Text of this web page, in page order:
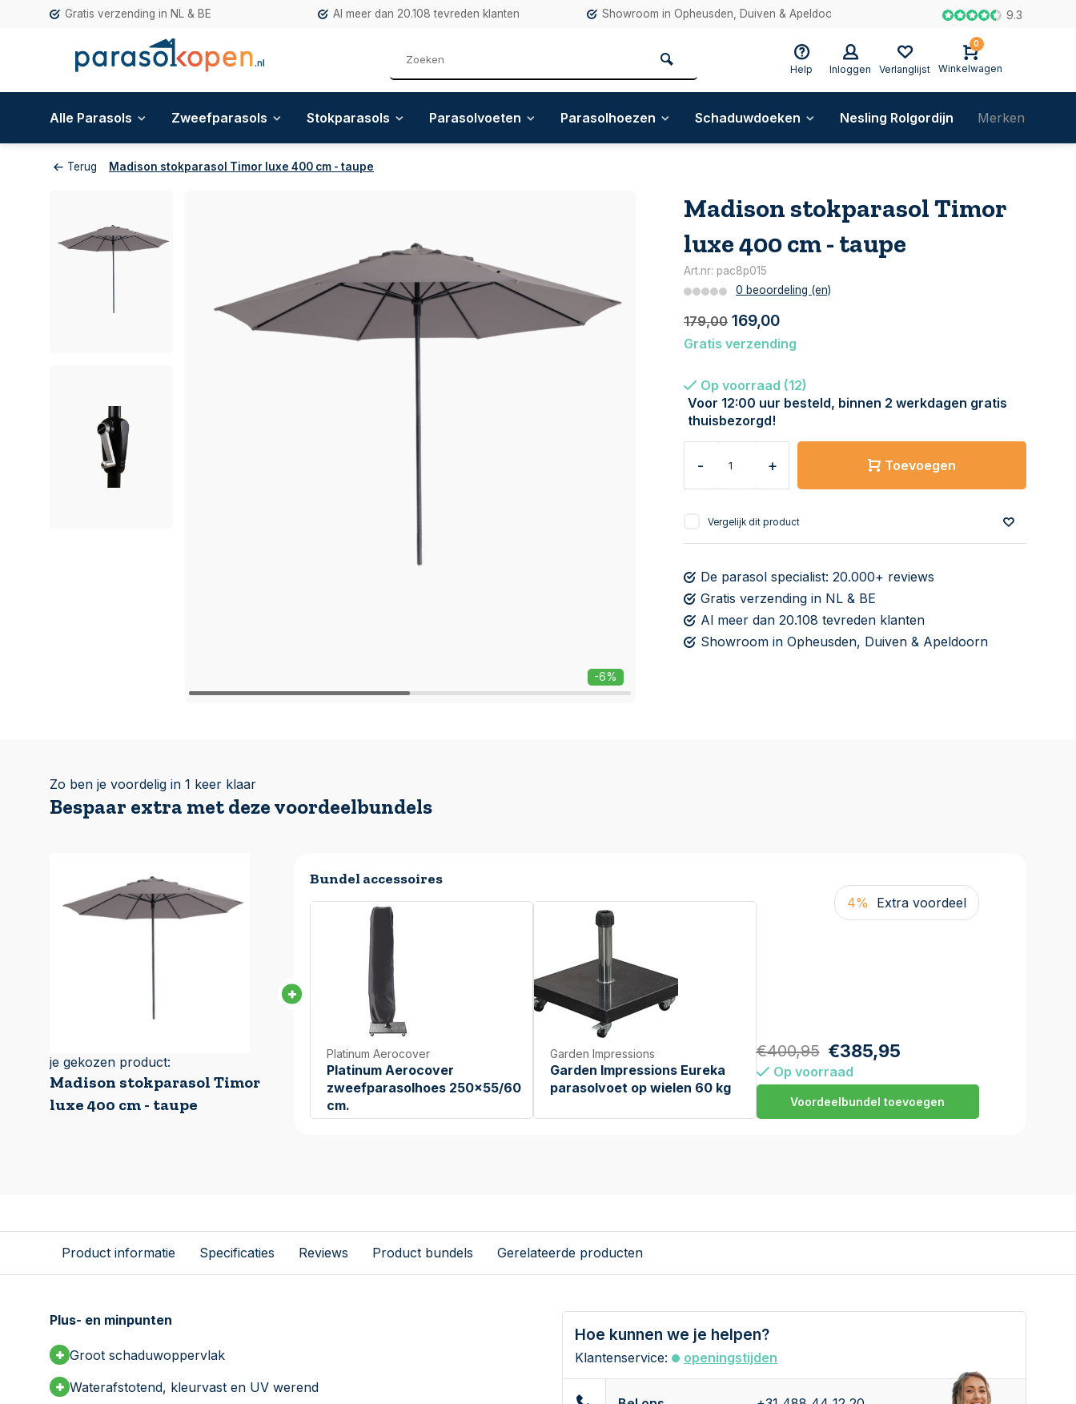
Gratis verzending in NL & BE Al meer dan 20.108 tevreden klanten Showroom in Opheusden, Duiven & Apeldoorn 9.3
Help Inloggen Verlanglijst
0
Winkelwagen
Alle Parasols Zweefparasols Stokparasols Parasolvoeten Parasolhoezen Schaduwdoeken Nesling Rolgordijn Merken
Terug Madison stokparasol Timor luxe 400 cm - taupe
-6%
Madison stokparasol Timor
luxe 400 cm - taupe
Art.nr: pac8p015
0 beoordeling (en)
179,00 169,00
Gratis verzending
Op voorraad (12)
Voor 12:00 uur besteld, binnen 2 werkdagen gratis
thuisbezorgd!
- + Toevoegen
Vergelijk dit product
De parasol specialist: 20.000+ reviews
Gratis verzending in NL & BE
Al meer dan 20.108 tevreden klanten
Showroom in Opheusden, Duiven & Apeldoorn
Zo ben je voordelig in 1 keer klaar
Bespaar extra met deze voordeelbundels
je gekozen product:
Madison stokparasol Timor
luxe 400 cm - taupe
Bundel accessoires
Platinum Aerocover
Platinum Aerocover
zweefparasolhoes 250x55/60
cm.
Garden Impressions
Garden Impressions Eureka
parasolvoet op wielen 60 kg
€400,95 €385,95
Op voorraad
4% Extra voordeel
Voordeelbundel toevoegen
Product informatie Specificaties Reviews Product bundels Gerelateerde producten
Plus- en minpunten
Groot schaduwoppervlak
Waterafstotend, kleurvast en UV werend
Hoe kunnen we je helpen?
Klantenservice: openingstijden